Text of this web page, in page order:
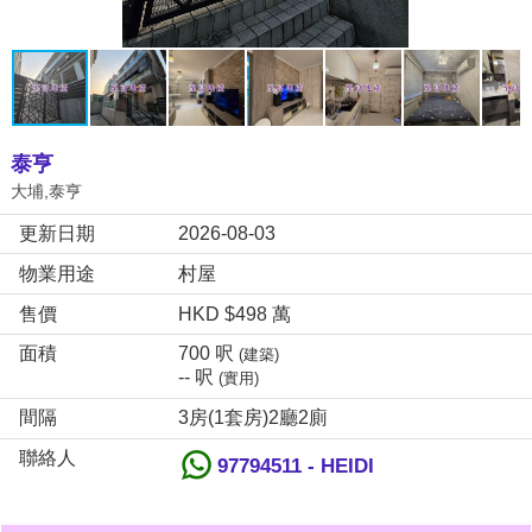
泰亨
大埔,泰亨
更新日期
2026-08-03
物業用途
村屋
售價
HKD $498 萬
面積
700 呎(建築)
-- 呎(實用)
間隔
3房(1套房)2廳2廁
聯絡人
97794511 - HEIDI